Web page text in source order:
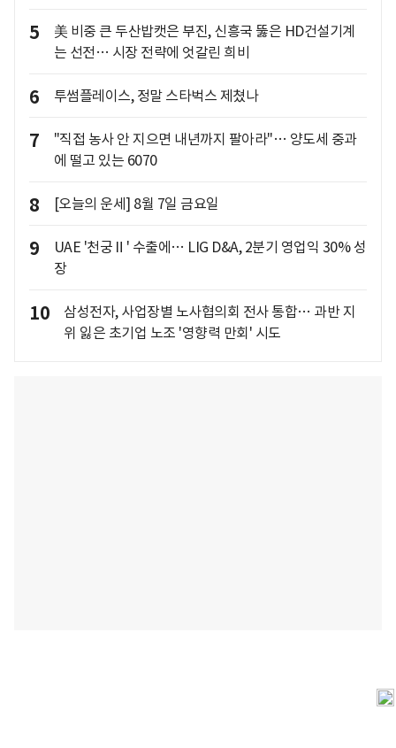
5
美 비중 큰 두산밥캣은 부진, 신흥국 뚫은 HD건설기계
는 선전… 시장 전략에 엇갈린 희비
6 투썸플레이스, 정말 스타벅스 제쳤나
7
"직접 농사 안 지으면 내년까지 팔아라"… 양도세 중과
에 떨고 있는 6070
8 [오늘의 운세] 8월 7일 금요일
9
UAE '천궁Ⅱ' 수출에… LIG D&A, 2분기 영업익 30% 성
장
10
삼성전자, 사업장별 노사협의회 전사 통합… 과반 지
위 잃은 초기업 노조 '영향력 만회' 시도